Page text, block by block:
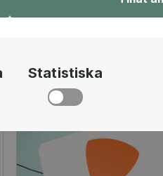
Statistiska